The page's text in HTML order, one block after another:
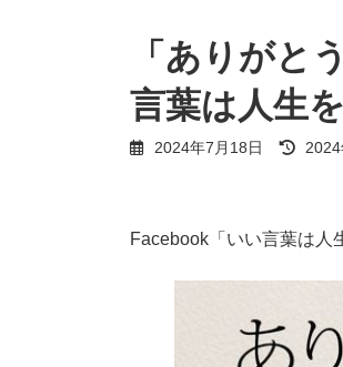
「ありがと
言葉は人生
2024年7月18日
最
時
Facebook「いい言葉は人